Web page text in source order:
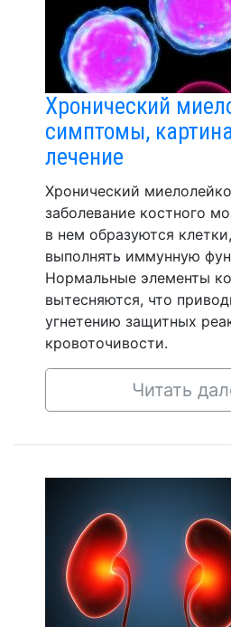
Хронический
симптомы,
лечение
Хронический
заболевание костного
в нем образуются
выполнять иммунную
Нормальные элементы
вытесняются, что
угнетению защитных
кровоточивости.
Читать